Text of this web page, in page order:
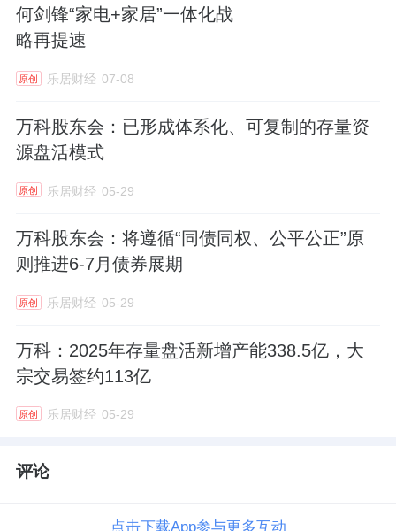
何剑锋“家电+家居”一体化战
略再提速
原创 乐居财经 07-08
万科股东会：已形成体系化、可复制的存量资
源盘活模式
原创 乐居财经 05-29
万科股东会：将遵循“同债同权、公平公正”原
则推进6-7月债券展期
原创 乐居财经 05-29
万科：2025年存量盘活新增产能338.5亿，大
宗交易签约113亿
原创 乐居财经 05-29
评论
点击下载App参与更多互动